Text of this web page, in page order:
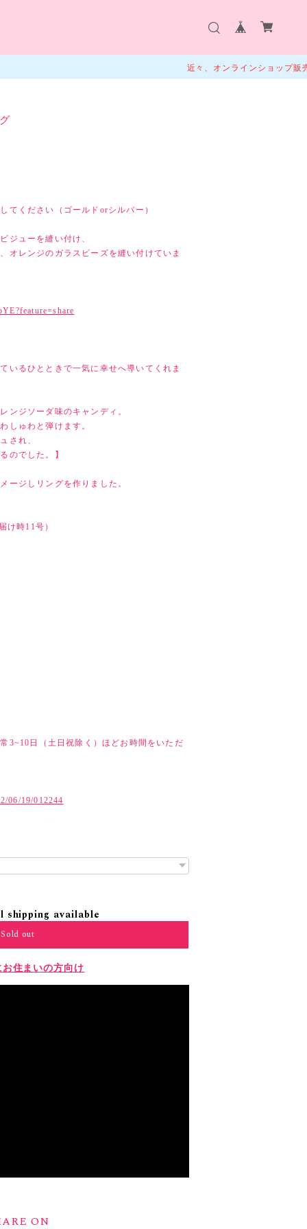
近々、オンラインショップ販売予定で
てください（ゴールドorシルバー）
ジューを縫い付け、
オレンジのガラスビーズを縫い付けていま
いるひとときで一気に幸せへ導いてくれま
ンジソーダ味のキャンディ。
しゅわと弾けます。
され、
のでした。】
ージしリングを作りました。
け時11号）
3~10日（土日祝除く）ほどお時間をいただ
06/19/012244
shipping available
Sold out
住まいの方向け
ON